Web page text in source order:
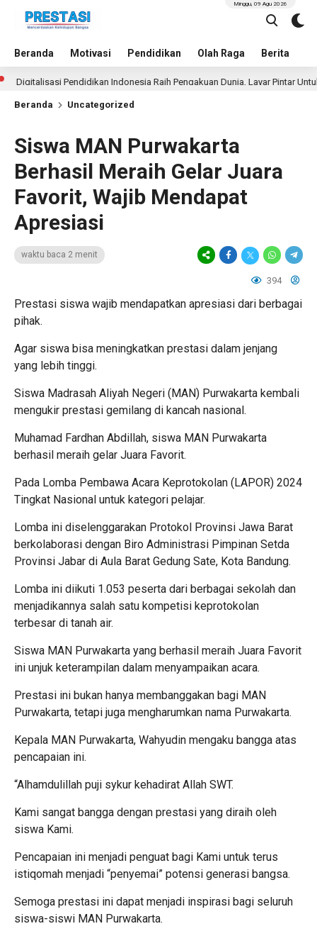
Beranda Motivasi Pendidikan Olah Raga Berita
Minggu, 09 Agu 2026
Pendidikan Indonesia Raih Pengakuan Dunia, Layar Pintar Untuk
Beranda Uncategorized
Siswa MAN Purwakarta
Berhasil Meraih Gelar Juara
Favorit, Wajib Mendapat
Apresiasi
waktu baca 2 menit
394
Prestasi siswa wajib mendapatkan apresiasi dari berbagai
pihak.
Agar siswa bisa meningkatkan prestasi dalam jenjang
yang lebih tinggi.
Siswa Madrasah Aliyah Negeri (MAN) Purwakarta kembali
mengukir prestasi gemilang di kancah nasional.
Muhamad Fardhan Abdillah, siswa MAN Purwakarta
berhasil meraih gelar Juara Favorit.
Pada Lomba Pembawa Acara Keprotokolan (LAPOR) 2024
Tingkat Nasional untuk kategori pelajar.
Lomba ini diselenggarakan Protokol Provinsi Jawa Barat
berkolaborasi dengan Biro Administrasi Pimpinan Setda
Provinsi Jabar di Aula Barat Gedung Sate, Kota Bandung.
Lomba ini diikuti 1.053 peserta dari berbagai sekolah dan
menjadikannya salah satu kompetisi keprotokolan
terbesar di tanah air.
Siswa MAN Purwakarta yang berhasil meraih Juara Favorit
ini unjuk keterampilan dalam menyampaikan acara.
Prestasi ini bukan hanya membanggakan bagi MAN
Purwakarta, tetapi juga mengharumkan nama Purwakarta.
Kepala MAN Purwakarta, Wahyudin mengaku bangga atas
pencapaian ini.
“Alhamdulillah puji sykur kehadirat Allah SWT.
Kami sangat bangga dengan prestasi yang diraih oleh
siswa Kami.
Pencapaian ini menjadi penguat bagi Kami untuk terus
istiqomah menjadi “penyemai” potensi generasi bangsa.
Semoga prestasi ini dapat menjadi inspirasi bagi seluruh
siswa-siswi MAN Purwakarta.